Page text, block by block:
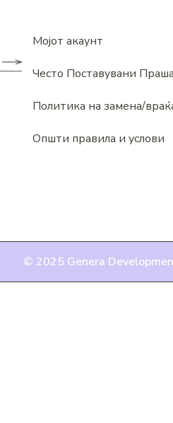
Мојот акаунт
Често Поставувани
Политика на замена/
Општи правила и услови
© 2025 Genera